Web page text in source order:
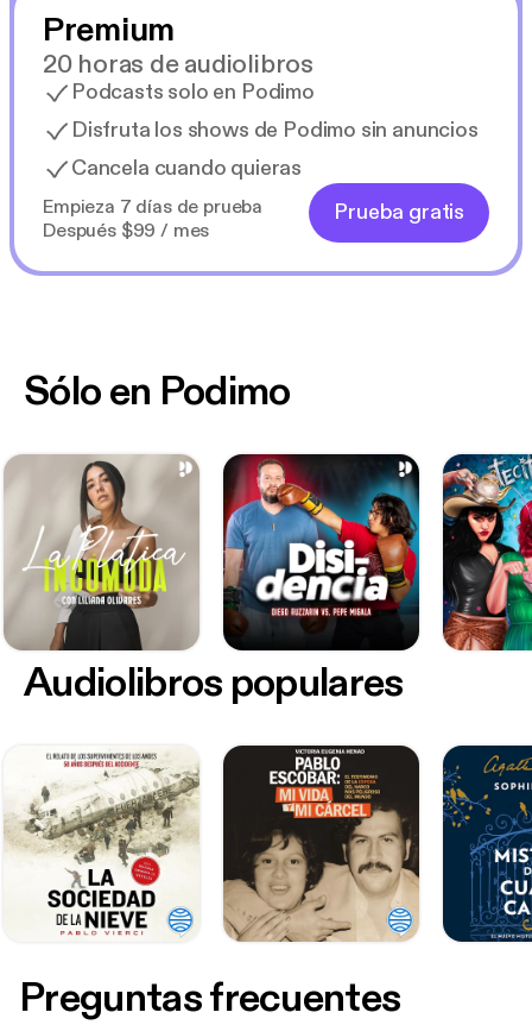
Premium
20 horas de audiolibros
Podcasts solo en Podimo
Disfruta los shows de Podimo sin anuncios
Cancela cuando quieras
Empieza 7 días de prueba
Después $99 / mes
Prueba gratis
Sólo en Podimo
Audiolibros populares
Preguntas frecuentes